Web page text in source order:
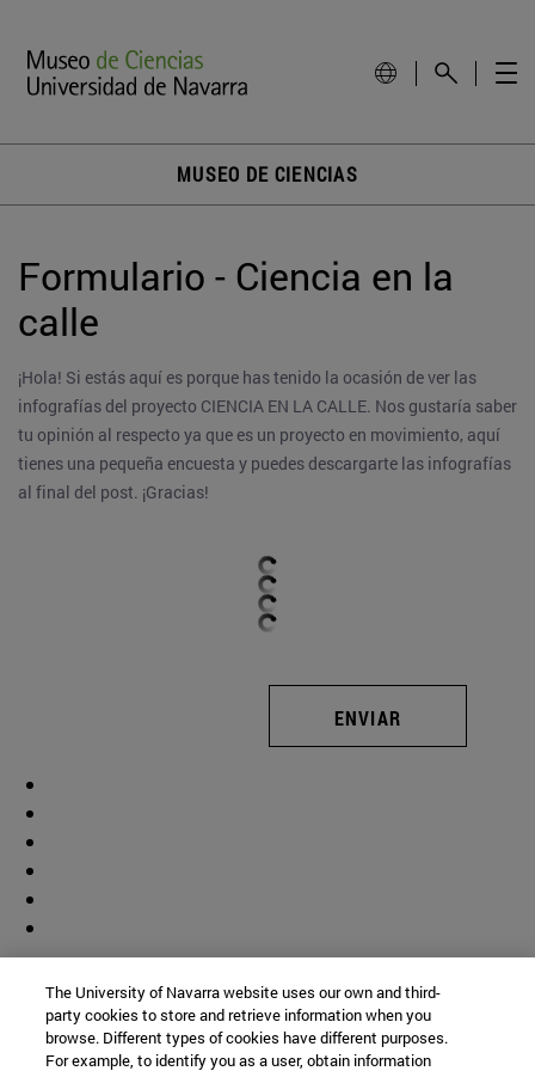
MUSEO DE CIENCIAS
Formulario - Ciencia en la
calle
¡Hola! Si estás aquí es porque has tenido la ocasión de ver las
infografías del proyecto CIENCIA EN LA CALLE. Nos gustaría saber
tu opinión al respecto ya que es un proyecto en movimiento, aquí
tienes una pequeña encuesta y puedes descargarte las infografías
al final del post. ¡Gracias!
ENVIAR
The University of Navarra website uses our own and third-
party cookies to store and retrieve information when you
browse. Different types of cookies have different purposes.
For example, to identify you as a user, obtain information